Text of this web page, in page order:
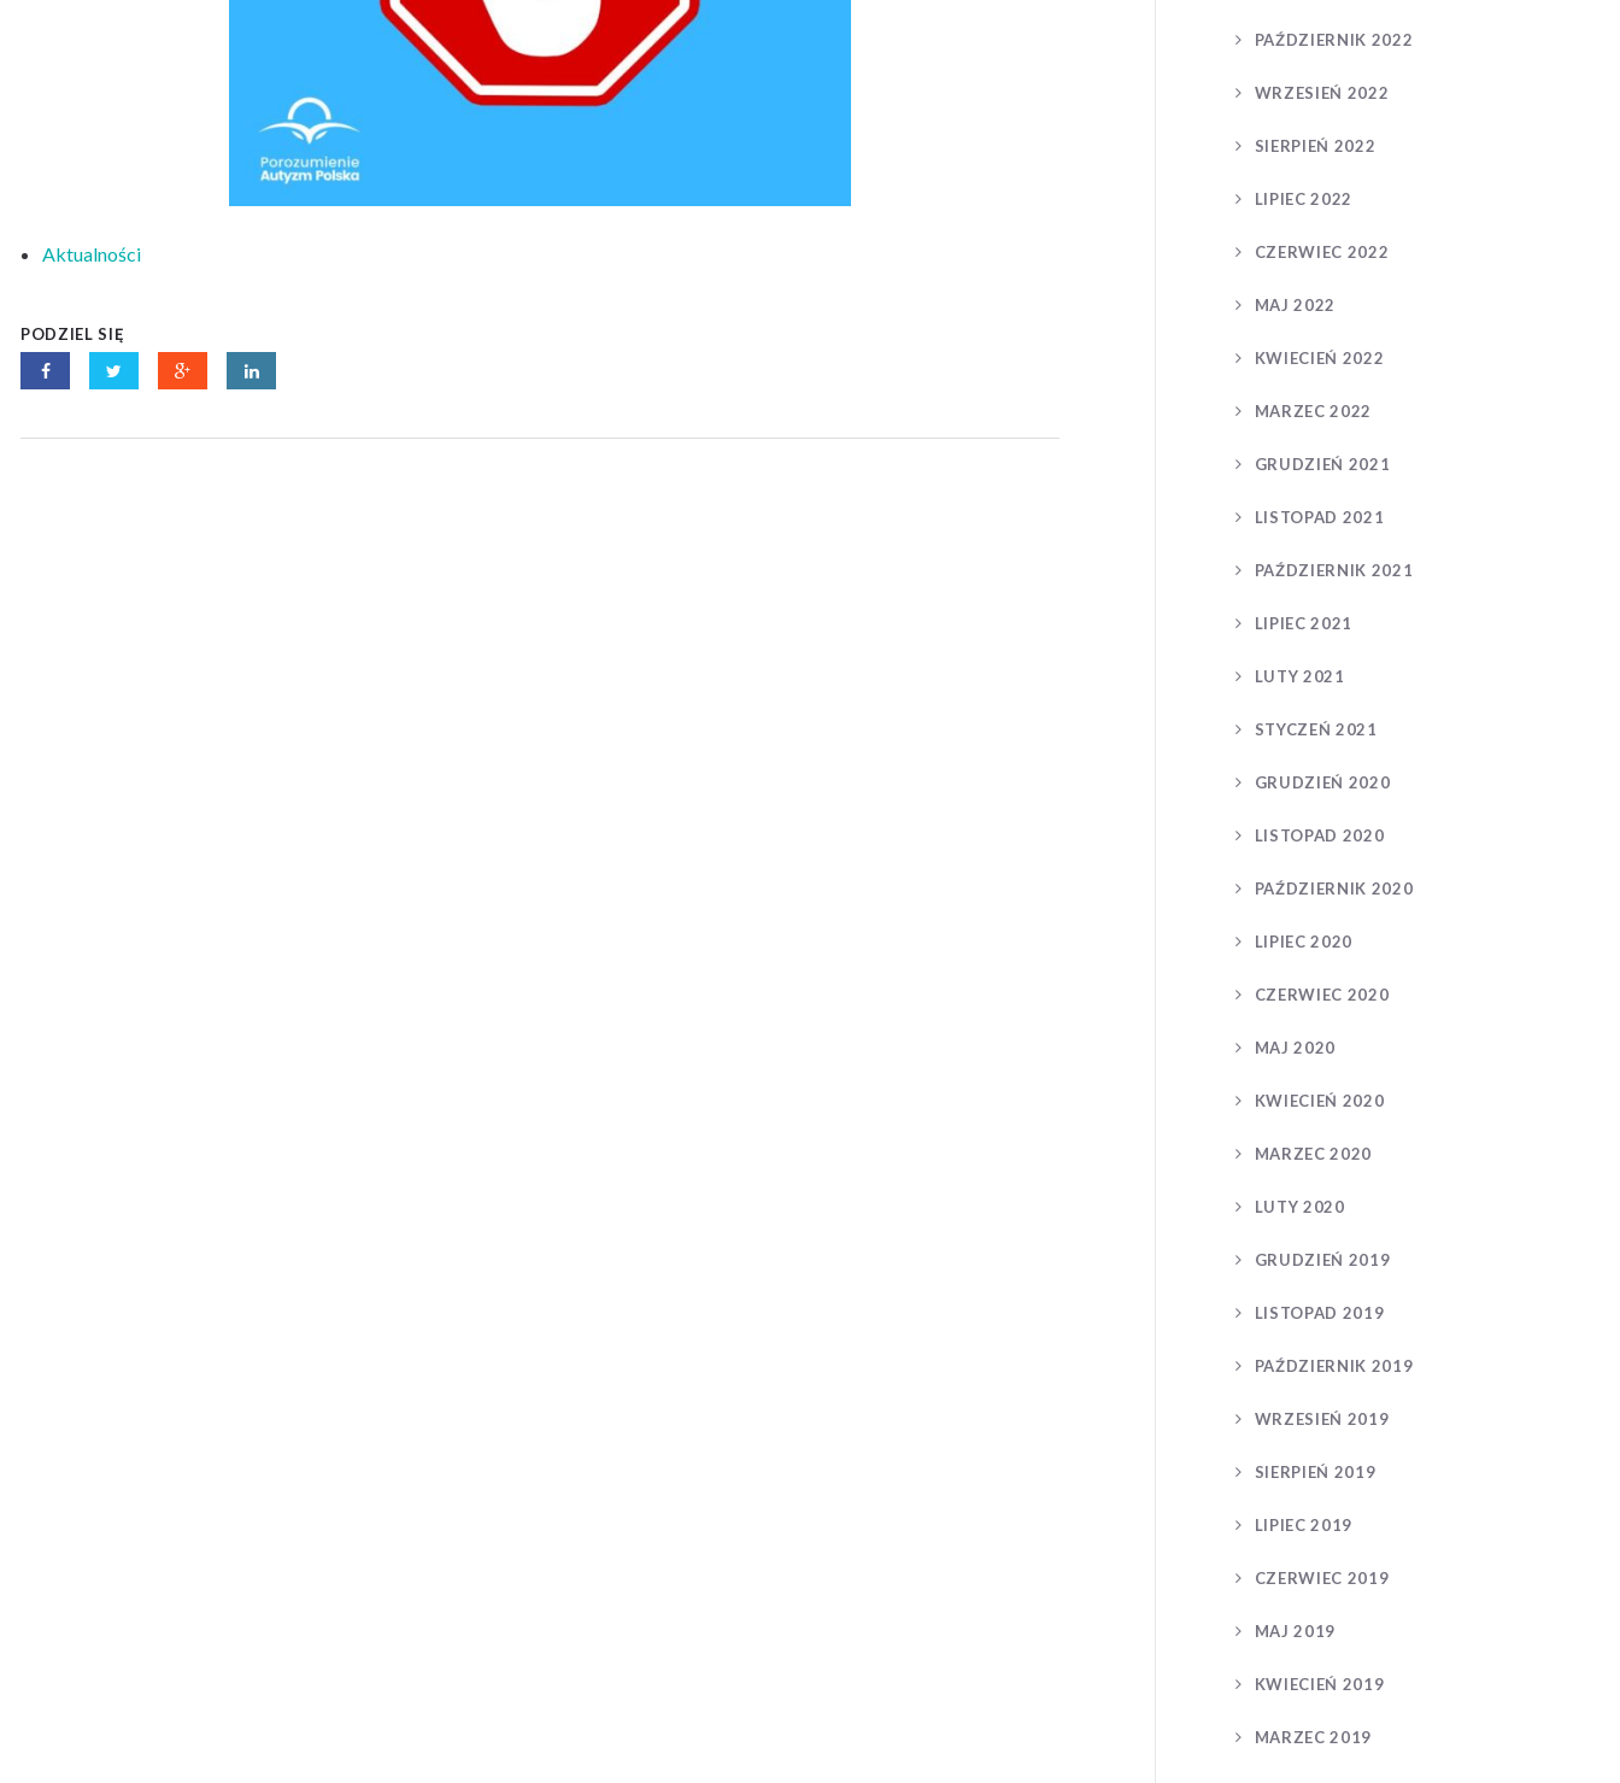
Aktualności
PODZIEL SIĘ
PAŹDZIERNIK 2022
WRZESIEŃ 2022
SIERPIEŃ 2022
LIPIEC 2022
CZERWIEC 2022
MAJ 2022
KWIECIEŃ 2022
MARZEC 2022
GRUDZIEŃ 2021
LISTOPAD 2021
PAŹDZIERNIK 2021
LIPIEC 2021
LUTY 2021
STYCZEŃ 2021
GRUDZIEŃ 2020
LISTOPAD 2020
PAŹDZIERNIK 2020
LIPIEC 2020
CZERWIEC 2020
MAJ 2020
KWIECIEŃ 2020
MARZEC 2020
LUTY 2020
GRUDZIEŃ 2019
LISTOPAD 2019
PAŹDZIERNIK 2019
WRZESIEŃ 2019
SIERPIEŃ 2019
LIPIEC 2019
CZERWIEC 2019
MAJ 2019
KWIECIEŃ 2019
MARZEC 2019